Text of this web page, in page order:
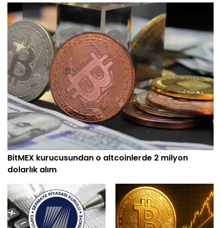
BitMEX kurucusundan o altcoinlerde 2 milyon
dolarlık alım